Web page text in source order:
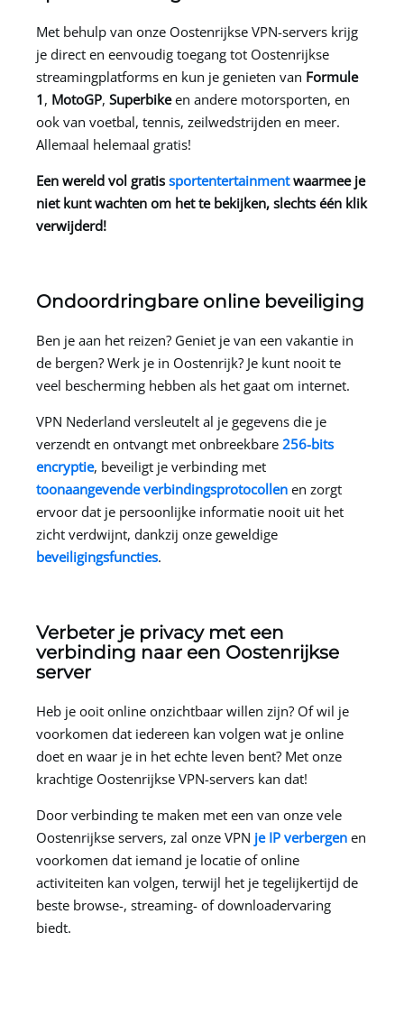
Met behulp van onze Oostenrijkse VPN-servers krijg
je direct en eenvoudig toegang tot Oostenrijkse
streamingplatforms en kun je genieten van Formule
1 , MotoGP, Superbikeen andere motorsporten, en
ook van voetbal, tennis, zeilwedstrijden en meer.
Allemaal helemaal gratis!
Een wereld vol gratis sportentertainmentwaarmee je
niet kunt wachten om het te bekijken, slechts één klik
verwijderd!
Ondoordringbare online beveiliging
Ben je aan het reizen? Geniet je van een vakantie in
de bergen? Werk je in Oostenrijk? Je kunt nooit te
veel bescherming hebben als het gaat om internet.
VPN Nederland versleutelt al je gegevens die je
verzendt en ontvangt met onbreekbare 256-bits
encryptie, beveiligt je verbinding met
toonaangevende verbindingsprotocollen en zorgt
ervoor dat je persoonlijke informatie nooit uit het
zicht verdwijnt, dankzij onze geweldige
beveiligingsfuncties.
Verbeter je privacy met een
verbinding naar een Oostenrijkse
server
Heb je ooit online onzichtbaar willen zijn? Of wil je
voorkomen dat iedereen kan volgen wat je online
doet en waar je in het echte leven bent? Met onze
krachtige Oostenrijkse VPN-servers kan dat!
Door verbinding te maken met een van onze vele
Oostenrijkse servers, zal onze VPN je IP verbergen en
voorkomen dat iemand je locatie of online
activiteiten kan volgen, terwijl het je tegelijkertijd de
beste browse-, streaming- of downloadervaring
biedt.